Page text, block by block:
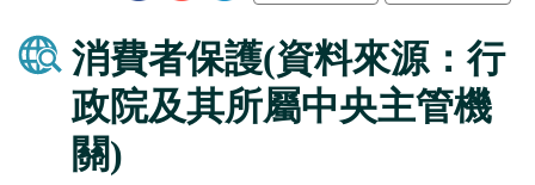
消費者保護(資料來源：行
政院及其所屬中央主管機
關)